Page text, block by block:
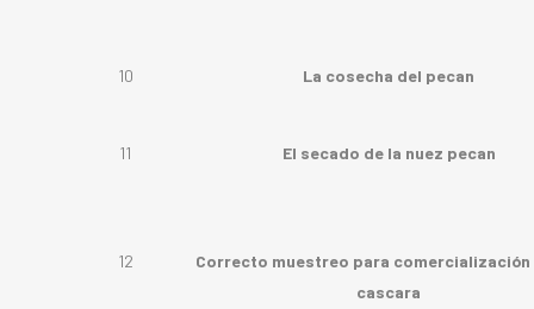
10 La cosecha del pecan
11 El secado de la nuez pecan
12
Correcto muestreo para comercialización
cascara